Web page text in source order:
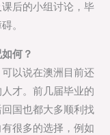
后的小组讨论，毕
。
何？
以说在澳洲目前还
才。前几届毕业的
国也都大多顺利找
很多的选择，例如